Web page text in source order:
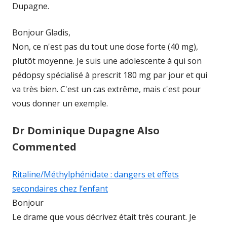
Dupagne.
Bonjour Gladis,
Non, ce n'est pas du tout une dose forte (40 mg),
plutôt moyenne. Je suis une adolescente à qui son
pédopsy spécialisé à prescrit 180 mg par jour et qui
va très bien. C'est un cas extrême, mais c'est pour
vous donner un exemple.
Dr Dominique Dupagne Also
Commented
Ritaline/Méthylphénidate : dangers et effets
secondaires chez l’enfant
Bonjour
Le drame que vous décrivez était très courant. Je